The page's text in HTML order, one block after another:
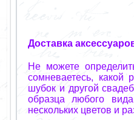
Доставка
Не можете
сомневаетесь, какой
шубок и другой
образца любого
нескольких цветов и